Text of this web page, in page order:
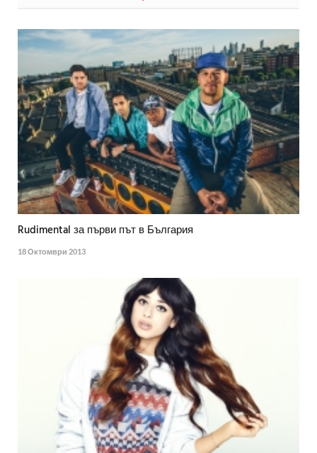
Rudimental за първи път в България
18 Октомври 2013